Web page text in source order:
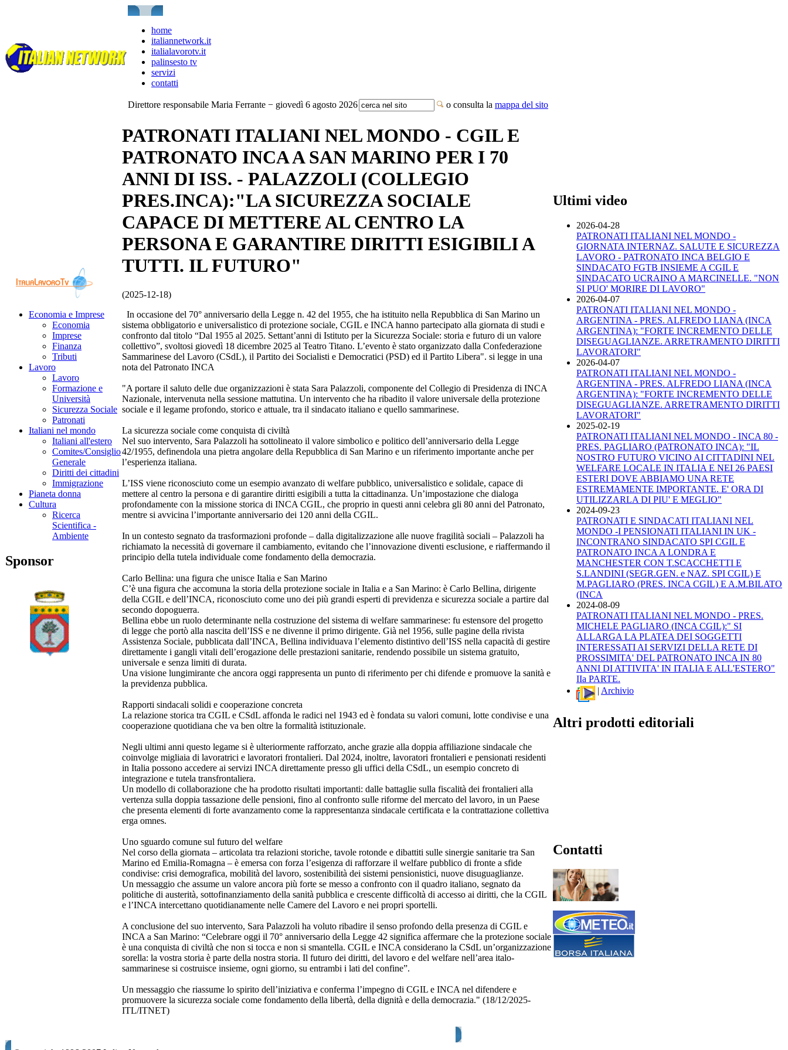
home
italiannetwork.it
italialavorotv.it
palinsesto tv
servizi
contatti
Direttore responsabile Maria Ferrante − giovedì 6 agosto 2026 o consulta la mappa del sito
Economia e Imprese
Economia
Imprese
Finanza
Tributi
Lavoro
Lavoro
Formazione e
Università
Sicurezza Sociale
Patronati
Italiani nel mondo
Italiani all'estero
Comites/Consiglio
Generale
Diritti dei cittadini
Immigrazione
Pianeta donna
Cultura
Ricerca
Scientifica -
Ambiente
Sponsor
PATRONATI ITALIANI NEL MONDO - CGIL E
PATRONATO INCA A SAN MARINO PER I 70
ANNI DI ISS. - PALAZZOLI (COLLEGIO
PRES.INCA):"LA SICUREZZA SOCIALE
CAPACE DI METTERE AL CENTRO LA
PERSONA E GARANTIRE DIRITTI ESIGIBILI A
TUTTI. IL FUTURO"
(2025-12-18)
In occasione del 70° anniversario della Legge n. 42 del 1955, che ha istituito nella Repubblica di San Marino un
sistema obbligatorio e universalistico di protezione sociale, CGIL e INCA hanno partecipato alla giornata di studi e
confronto dal titolo “Dal 1955 al 2025. Settant’anni di Istituto per la Sicurezza Sociale: storia e futuro di un valore
collettivo”, svoltosi giovedì 18 dicembre 2025 al Teatro Titano. L’evento è stato organizzato dalla Confederazione
Sammarinese del Lavoro (CSdL), il Partito dei Socialisti e Democratici (PSD) ed il Partito Libera". si legge in una
nota del Patronato INCA
"A portare il saluto delle due organizzazioni è stata Sara Palazzoli, componente del Collegio di Presidenza di INCA
Nazionale, intervenuta nella sessione mattutina. Un intervento che ha ribadito il valore universale della protezione
sociale e il legame profondo, storico e attuale, tra il sindacato italiano e quello sammarinese.
La sicurezza sociale come conquista di civiltà
Nel suo intervento, Sara Palazzoli ha sottolineato il valore simbolico e politico dell’anniversario della Legge
42/1955, definendola una pietra angolare della Repubblica di San Marino e un riferimento importante anche per
l’esperienza italiana.
L’ISS viene riconosciuto come un esempio avanzato di welfare pubblico, universalistico e solidale, capace di
mettere al centro la persona e di garantire diritti esigibili a tutta la cittadinanza. Un’impostazione che dialoga
profondamente con la missione storica di INCA CGIL, che proprio in questi anni celebra gli 80 anni del Patronato,
mentre si avvicina l’importante anniversario dei 120 anni della CGIL.
In un contesto segnato da trasformazioni profonde – dalla digitalizzazione alle nuove fragilità sociali – Palazzoli ha
richiamato la necessità di governare il cambiamento, evitando che l’innovazione diventi esclusione, e riaffermando il
principio della tutela individuale come fondamento della democrazia.
Carlo Bellina: una figura che unisce Italia e San Marino
C’è una figura che accomuna la storia della protezione sociale in Italia e a San Marino: è Carlo Bellina, dirigente
della CGIL e dell’INCA, riconosciuto come uno dei più grandi esperti di previdenza e sicurezza sociale a partire dal
secondo dopoguerra.
Bellina ebbe un ruolo determinante nella costruzione del sistema di welfare sammarinese: fu estensore del progetto
di legge che portò alla nascita dell’ISS e ne divenne il primo dirigente. Già nel 1956, sulle pagine della rivista
Assistenza Sociale, pubblicata dall’INCA, Bellina individuava l’elemento distintivo dell’ISS nella capacità di gestire
direttamente i gangli vitali dell’erogazione delle prestazioni sanitarie, rendendo possibile un sistema gratuito,
universale e senza limiti di durata.
Una visione lungimirante che ancora oggi rappresenta un punto di riferimento per chi difende e promuove la sanità e
la previdenza pubblica.
Rapporti sindacali solidi e cooperazione concreta
La relazione storica tra CGIL e CSdL affonda le radici nel 1943 ed è fondata su valori comuni, lotte condivise e una
cooperazione quotidiana che va ben oltre la formalità istituzionale.
Negli ultimi anni questo legame si è ulteriormente rafforzato, anche grazie alla doppia affiliazione sindacale che
coinvolge migliaia di lavoratrici e lavoratori frontalieri. Dal 2024, inoltre, lavoratori frontalieri e pensionati residenti
in Italia possono accedere ai servizi INCA direttamente presso gli uffici della CSdL, un esempio concreto di
integrazione e tutela transfrontaliera.
Un modello di collaborazione che ha prodotto risultati importanti: dalle battaglie sulla fiscalità dei frontalieri alla
vertenza sulla doppia tassazione delle pensioni, fino al confronto sulle riforme del mercato del lavoro, in un Paese
che presenta elementi di forte avanzamento come la rappresentanza sindacale certificata e la contrattazione collettiva
erga omnes.
Uno sguardo comune sul futuro del welfare
Nel corso della giornata – articolata tra relazioni storiche, tavole rotonde e dibattiti sulle sinergie sanitarie tra San
Marino ed Emilia-Romagna – è emersa con forza l’esigenza di rafforzare il welfare pubblico di fronte a sfide
condivise: crisi demografica, mobilità del lavoro, sostenibilità dei sistemi pensionistici, nuove disuguaglianze.
Un messaggio che assume un valore ancora più forte se messo a confronto con il quadro italiano, segnato da
politiche di austerità, sottofinanziamento della sanità pubblica e crescente difficoltà di accesso ai diritti, che la CGIL
e l’INCA intercettano quotidianamente nelle Camere del Lavoro e nei propri sportelli.
A conclusione del suo intervento, Sara Palazzoli ha voluto ribadire il senso profondo della presenza di CGIL e
INCA a San Marino: “Celebrare oggi il 70° anniversario della Legge 42 significa affermare che la protezione sociale
è una conquista di civiltà che non si tocca e non si smantella. CGIL e INCA considerano la CSdL un’organizzazione
sorella: la vostra storia è parte della nostra storia. Il futuro dei diritti, del lavoro e del welfare nell’area italo-
sammarinese si costruisce insieme, ogni giorno, su entrambi i lati del confine”.
Un messaggio che riassume lo spirito dell’iniziativa e conferma l’impegno di CGIL e INCA nel difendere e
promuovere la sicurezza sociale come fondamento della libertà, della dignità e della democrazia." (18/12/2025-
ITL/ITNET)
Ultimi video
2026-04-28
PATRONATI ITALIANI NEL MONDO -
GIORNATA INTERNAZ. SALUTE E SICUREZZA
LAVORO - PATRONATO INCA BELGIO E
SINDACATO FGTB INSIEME A CGIL E
SINDACATO UCRAINO A MARCINELLE. "NON
SI PUO' MORIRE DI LAVORO"
2026-04-07
PATRONATI ITALIANI NEL MONDO -
ARGENTINA - PRES. ALFREDO LIANA (INCA
ARGENTINA): "FORTE INCREMENTO DELLE
DISEGUAGLIANZE. ARRETRAMENTO DIRITTI
LAVORATORI"
2026-04-07
PATRONATI ITALIANI NEL MONDO -
ARGENTINA - PRES. ALFREDO LIANA (INCA
ARGENTINA): "FORTE INCREMENTO DELLE
DISEGUAGLIANZE. ARRETRAMENTO DIRITTI
LAVORATORI"
2025-02-19
PATRONATI ITALIANI NEL MONDO - INCA 80 -
PRES. PAGLIARO (PATRONATO INCA): "IL
NOSTRO FUTURO VICINO AI CITTADINI NEL
WELFARE LOCALE IN ITALIA E NEI 26 PAESI
ESTERI DOVE ABBIAMO UNA RETE
ESTREMAMENTE IMPORTANTE. E' ORA DI
UTILIZZARLA DI PIU' E MEGLIO"
2024-09-23
PATRONATI E SINDACATI ITALIANI NEL
MONDO -I PENSIONATI ITALIANI IN UK -
INCONTRANO SINDACATO SPI CGIL E
PATRONATO INCA A LONDRA E
MANCHESTER CON T.SCACCHETTI E
S.LANDINI (SEGR.GEN. e NAZ. SPI CGIL) E
M.PAGLIARO (PRES. INCA CGIL) E A.M.BILATO
(INCA
2024-08-09
PATRONATI ITALIANI NEL MONDO - PRES.
MICHELE PAGLIARO (INCA CGIL):" SI
ALLARGA LA PLATEA DEI SOGGETTI
INTERESSATI AI SERVIZI DELLA RETE DI
PROSSIMITA' DEL PATRONATO INCA IN 80
ANNI DI ATTIVITA' IN ITALIA E ALL'ESTERO"
IIa PARTE.
| Archivio
Altri prodotti editoriali
Contatti